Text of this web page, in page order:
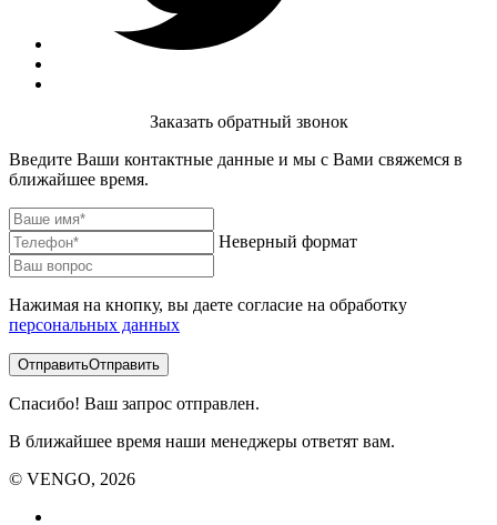
Заказать обратный звонок
Введите Ваши контактные данные и мы с Вами свяжемся в
ближайшее время.
Неверный формат
Нажимая на кнопку, вы даете согласие на обработку
персональных данных
ОтправитьОтправить
Спасибо! Ваш запрос отправлен.
В ближайшее время наши менеджеры ответят вам.
© VENGO, 2026